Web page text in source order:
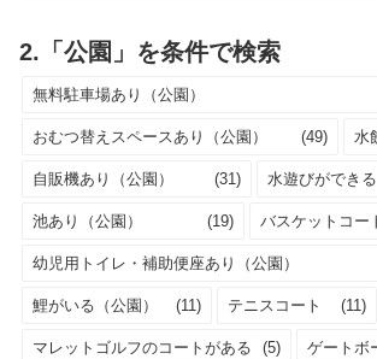
2.「公園」を条件で検索
無料駐車場あり（公園）
おむつ替えスペースあり（公園） (49) 水
自販機あり（公園） (31) 水遊びができる
池あり（公園） (19) バスケットコー
幼児用トイレ・補助便座あり（公園）
鯉がいる（公園） (11) テニスコート (11)
マレットゴルフのコートがある (5) ゲートボ